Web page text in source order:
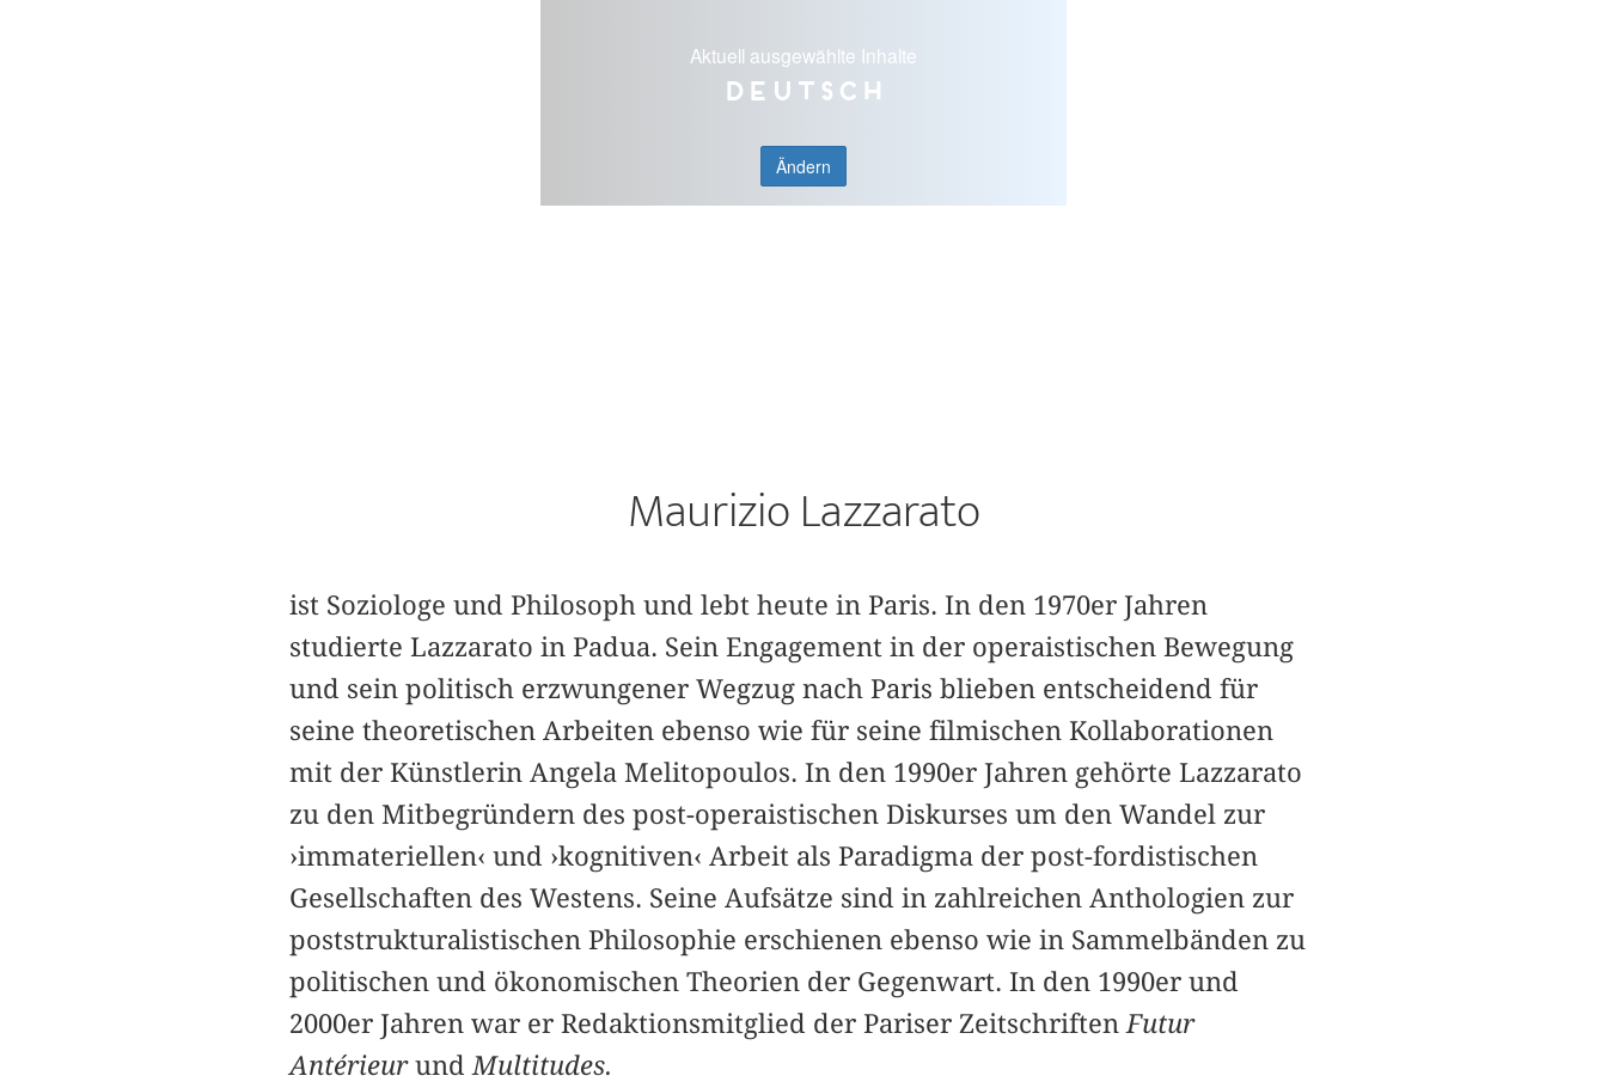
Aktuell ausgewählte Inhalte
Deutsch
Ändern
Maurizio Lazzarato
ist Soziologe und Philosoph und lebt heute in Paris. In den 1970er Jahren
studierte Lazzarato in Padua. Sein Engagement in der operaistischen Bewegung
und sein politisch erzwungener Wegzug nach Paris blieben entscheidend für
seine theoretischen Arbeiten ebenso wie für seine filmischen Kollaborationen
mit der Künstlerin Angela Melitopoulos. In den 1990er Jahren gehörte Lazzarato
zu den Mitbegründern des post-operaistischen Diskurses um den Wandel zur
›immateriellen‹ und ›kognitiven‹ Arbeit als Paradigma der post-fordistischen
Gesellschaften des Westens. Seine Aufsätze sind in zahlreichen Anthologien zur
poststrukturalistischen Philosophie erschienen ebenso wie in Sammelbänden zu
politischen und ökonomischen Theorien der Gegenwart. In den 1990er und
2000er Jahren war er Redaktionsmitglied der Pariser ZeitschriftenFutur
AntérieurundMultitudes.